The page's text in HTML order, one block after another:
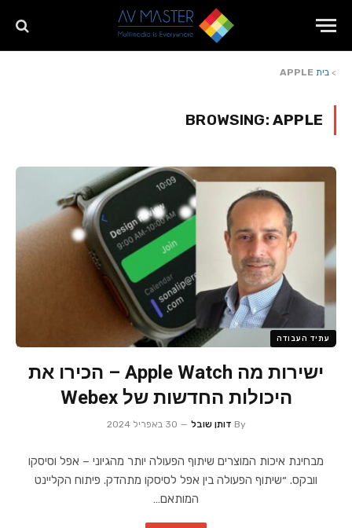
> בית APPLE
BROWSING:APPLE
עתיד העבודה
ישירות מה Apple Watch – הכירו את
היכולות החדשות של Webex
By דותן שובל 30 באפריל 2024
מבחינת איכות המוצרים שיתוף הפעולה יותר מהגיוני – אפל וסיסקו
וובקס. ״שיתוף הפעולה בין אפל לסיסקו מתהדק. פיתוח הקליינט
המותאם…